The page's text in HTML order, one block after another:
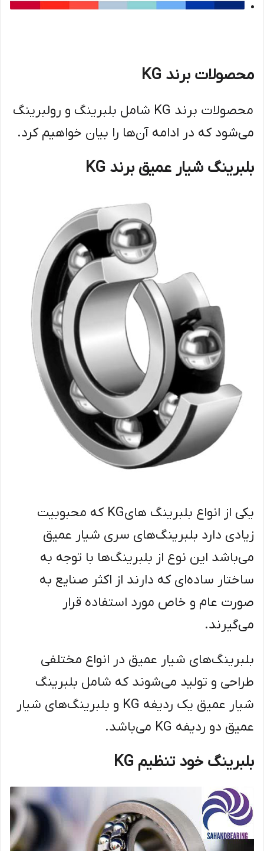
محصولات برند KG
محصولات برند KG شامل بلبرینگ و رولبرینگ
می‌شود که در ادامه آن‌ها را بیان خواهیم کرد.
بلبرینگ شیار عمیق برند KG
یکی از انواع بلبرینگ هایKG که محبوبیت
زیادی دارد بلبرینگ‌های سری شیار عمیق
می‌باشد این نوع از بلبرینگ‌ها با توجه به
ساختار ساده‌ای که دارند از اکثر صنایع به
صورت عام و خاص مورد استفاده قرار
می‌گیرند.
بلبرینگ‌های شیار عمیق در انواع مختلفی
طراحی و تولید می‌شوند که شامل بلبرینگ
شیار عمیق یک ردیفه KG و بلبرینگ‌های شیار
عمیق دو ردیفه KG می‌باشد.
بلبرینگ خود تنظیم KG